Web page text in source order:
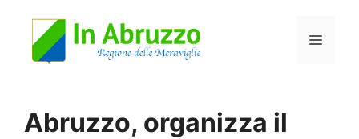
Menu
Abruzzo, organizza il